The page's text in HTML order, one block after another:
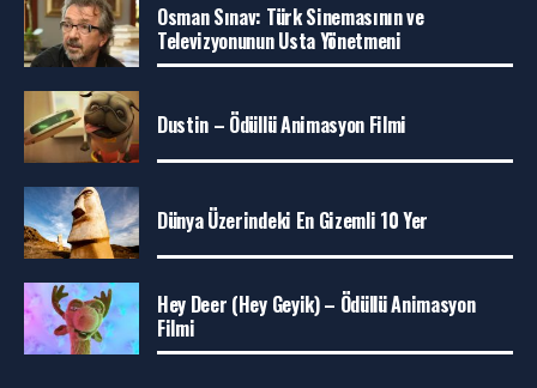
Osman Sınav: Türk Sinemasının ve
Televizyonunun Usta Yönetmeni
Dustin – Ödüllü Animasyon Filmi
Dünya Üzerindeki En Gizemli 10 Yer
Hey Deer (Hey Geyik) – Ödüllü Animasyon
Filmi